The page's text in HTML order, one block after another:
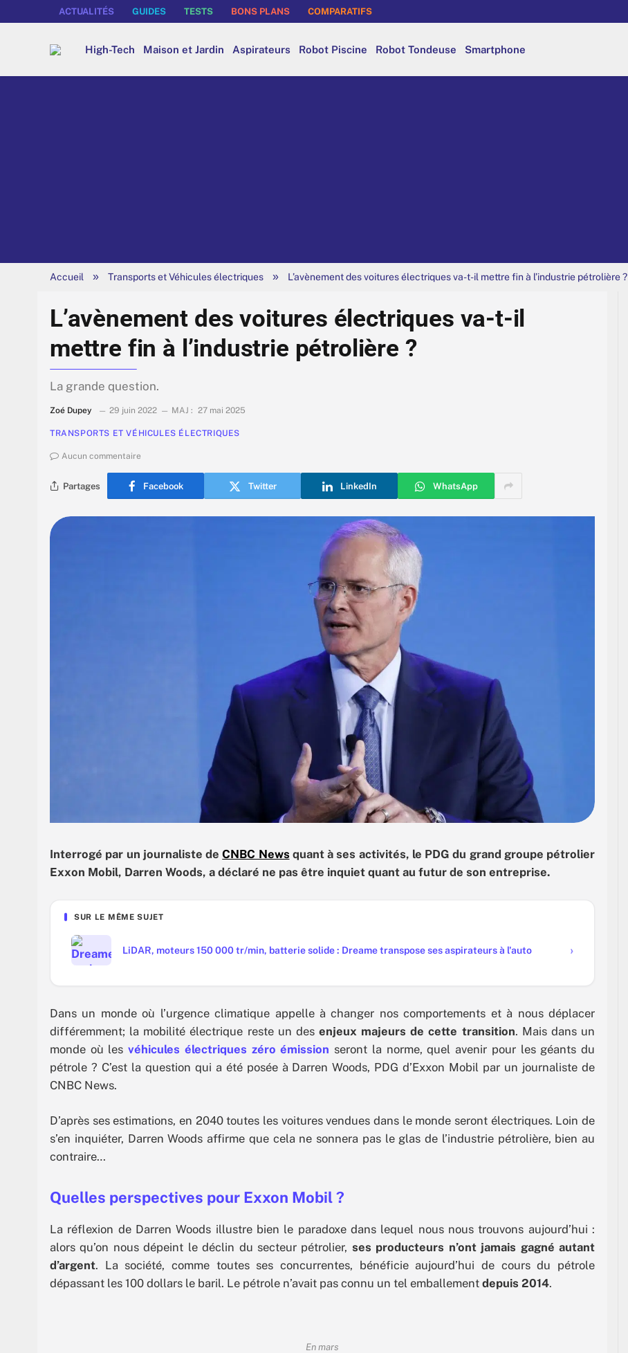
ACTUALITÉS GUIDES TESTS BONS PLANS COMPARATIFS
High-Tech Maison et Jardin Aspirateurs Robot Piscine Robot Tondeuse Smartphone
Accueil » Transports et Véhicules électriques » L’avènement des voitures électriques va-t-il mettre fin à l’industrie pétrolière ?
L’avènement des voitures électriques va-t-il
mettre fin à l’industrie pétrolière ?
La grande question.
Zoé Dupey 29 juin 2022 MAJ : 27 mai 2025
TRANSPORTS ET VÉHICULES ÉLECTRIQUES
Aucun commentaire
Partages Facebook Twitter LinkedIn WhatsApp
Interrogé par un journaliste deCNBC News quant à ses activités, le PDG du grand groupe pétrolier
Exxon Mobil, Darren Woods, a déclaré ne pas être inquiet quant au futur de son entreprise.
SUR LE MÊME SUJET
LiDAR, moteurs 150 000 tr/min, batterie solide : Dreame transpose ses aspirateurs à l'auto
Dans un monde où l’urgence climatique appelle à changer nos comportements et à nous déplacer
différemment; la mobilité électrique reste un desenjeux majeurs de cette transition. Mais dans un
monde où lesvéhicules électriques zéro émission seront la norme, quel avenir pour les géants du
pétrole ? C’est la question qui a été posée à Darren Woods, PDG d’Exxon Mobil par un journaliste de
CNBC News.
D’après ses estimations, en 2040 toutes les voitures vendues dans le monde seront électriques. Loin de
s’en inquiéter, Darren Woods affirme que cela ne sonnera pas le glas de l’industrie pétrolière, bien au
contraire…
Quelles perspectives pour Exxon Mobil ?
La réflexion de Darren Woods illustre bien le paradoxe dans lequel nous nous trouvons aujourd’hui :
alors qu’on nous dépeint le déclin du secteur pétrolier, ses producteurs n’ont jamais gagné autant
d’argent. La société, comme toutes ses concurrentes, bénéficie aujourd’hui de cours du pétrole
dépassant les 100 dollars le baril. Le pétrole n’avait pas connu un tel emballement depuis 2014.
En mars